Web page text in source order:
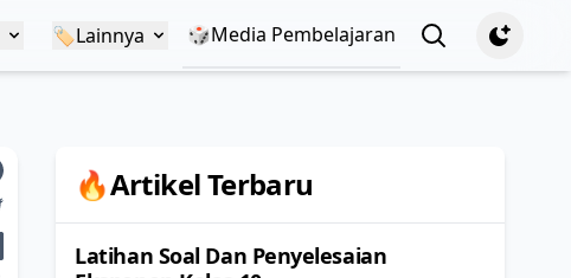
🏷️Lainnya 🎲Media Pembelajaran View
🔥Artikel Terbaru
Latihan Soal Dan Penyelesaian